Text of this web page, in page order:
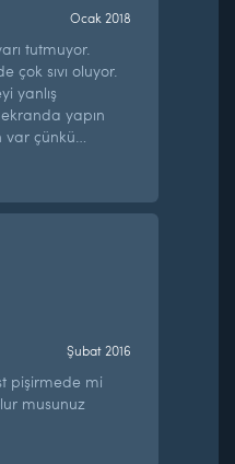
Ocak 2018
tutmuyor.
çok sıvı oluyor.
yanlış
yapın
var çünkü…
Şubat 2016
pişirmede mi
musunuz